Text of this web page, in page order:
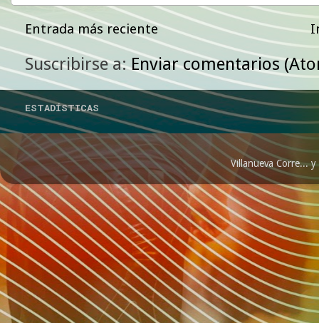
Entrada más reciente
Suscribirse a:Enviar comentarios
ESTADÍSTICAS
Villanueva Corre...